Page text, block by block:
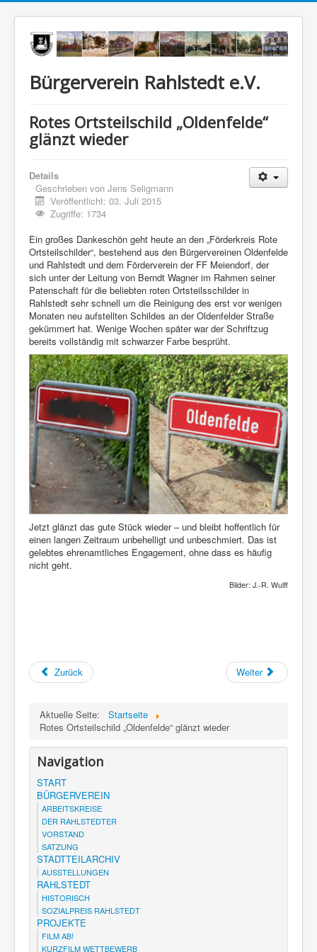
Bürgerverein Rahlstedt e.V.
Rotes Ortsteilschild „Oldenfelde“
glänzt wieder
Details
Geschrieben von Jens Seligmann
Veröffentlicht: 03. Juli 2015
Zugriffe: 1734
Ein großes Dankeschön geht heute an den „Förderkreis Rote
Ortsteilschilder“, bestehend aus den Bürgervereinen Oldenfelde
und Rahlstedt und dem Förderverein der FF Meiendorf, der
sich unter der Leitung von Berndt Wagner im Rahmen seiner
Patenschaft für die beliebten roten Ortsteilsschilder in
Rahlstedt sehr schnell um die Reinigung des erst vor wenigen
Monaten neu aufstellten Schildes an der Oldenfelder Straße
gekümmert hat. Wenige Wochen später war der Schriftzug
bereits vollständig mit schwarzer Farbe besprüht.
Jetzt glänzt das gute Stück wieder – und bleibt hoffentlich für
einen langen Zeitraum unbehelligt und unbeschmiert. Das ist
gelebtes ehrenamtliches Engagement, ohne dass es häufig
nicht geht.
Bilder: J.-R. Wulff
Zurück Weiter
Aktuelle Seite:
Startseite
Rotes Ortsteilschild „Oldenfelde“ glänzt wieder
Navigation
START
BÜRGERVEREIN
ARBEITSKREISE
DER RAHLSTEDTER
VORSTAND
SATZUNG
STADTTEILARCHIV
AUSSTELLUNGEN
RAHLSTEDT
HISTORISCH
SOZIALPREIS RAHLSTEDT
PROJEKTE
FILM AB!
KURZFILM WETTBEWERB